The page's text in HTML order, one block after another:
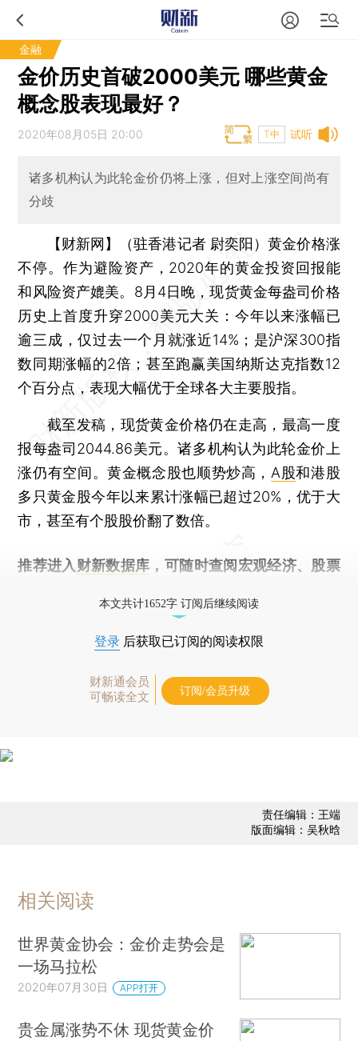
金融
金价历史首破2000美元 哪些黄金
概念股表现最好？
试听
2020年08月05日 20:00 T中
诸多机构认为此轮金价仍将上涨，但对上涨空间尚有
分歧
【财新网】（驻香港记者 尉奕阳）黄金价格涨
不停。作为避险资产，2020年的黄金投资回报能
和风险资产媲美。8月4日晚，现货黄金每盎司价格
历史上首度升穿2000美元大关：今年以来涨幅已
逾三成，仅过去一个月就涨近14%；是沪深300指
数同期涨幅的2倍；甚至跑赢美国纳斯达克指数12
个百分点，表现大幅优于全球各大主要股指。
截至发稿，现货黄金价格仍在走高，最高一度
报每盎司2044.86美元。诸多机构认为此轮金价上
涨仍有空间。黄金概念股也顺势炒高， A股和港股
多只黄金股今年以来累计涨幅已超过20%，优于大
市，甚至有个股股价翻了数倍。
推荐进入 财新数据库 ，可随时查阅宏观经济、股票
本文共计1652字 订阅后继续阅读
登录 后获取已订阅的阅读权限
财新通会员
可畅读全文
订阅/会员升级
责任编辑：王端
版面编辑：吴秋晗
相关阅读
世界黄金协会：金价走势会是
一场马拉松
2020年07月30日 APP打开
贵金属涨势不休 现货黄金价